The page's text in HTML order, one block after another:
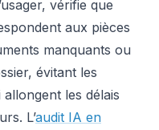
vérifie que
aux pièces
manquants ou
évitant les
les délais
L’audit IA en